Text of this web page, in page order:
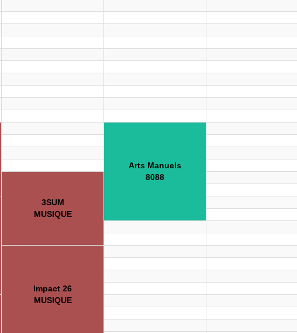
Arts Manuels
8088
3SUM
MUSIQUE
Impact 26
MUSIQUE